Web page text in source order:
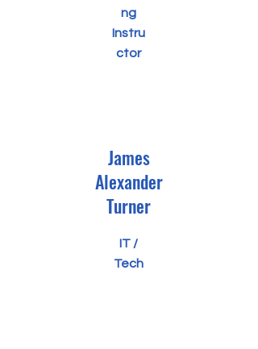
ng
Instru
ctor
James
Alexander
Turner
IT /
Tech